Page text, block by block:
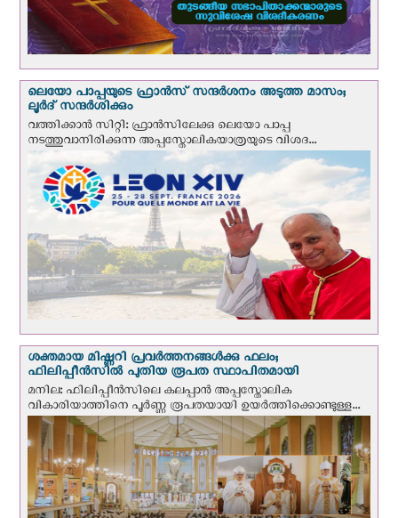
ലെയോ പാപ്പയുടെ ഫ്രാന്‍സ് സന്ദര്‍ശനം അടുത്ത മാസം;
ലൂര്‍ദ് സന്ദര്‍ശിക്കും
വത്തിക്കാന്‍ സിറ്റി: ഫ്രാൻസിലേക്കു ലെയോ പാപ്പ
നടത്തുവാനിരിക്കുന്ന അപ്പസ്തോലികയാത്രയുടെ വിശദ...
ശക്തമായ മിഷ്ണറി പ്രവർത്തനങ്ങൾക്കു ഫലം;
ഫിലിപ്പീൻസിൽ പുതിയ രൂപത സ്ഥാപിതമായി
മനില: ഫിലിപ്പീൻസിലെ കലപ്പാൻ അപ്പസ്തോലിക
വികാരിയാത്തിനെ പൂർണ്ണ രൂപതയായി ഉയർത്തിക്കൊണ്ടുള്ള...